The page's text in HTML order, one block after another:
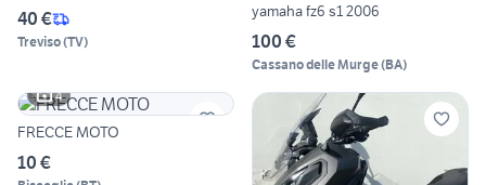
40 €
Treviso(TV)
yamaha fz6 s1 2006
100 €
Cassano delle Murge(BA)
4
FRECCE MOTO
10 €